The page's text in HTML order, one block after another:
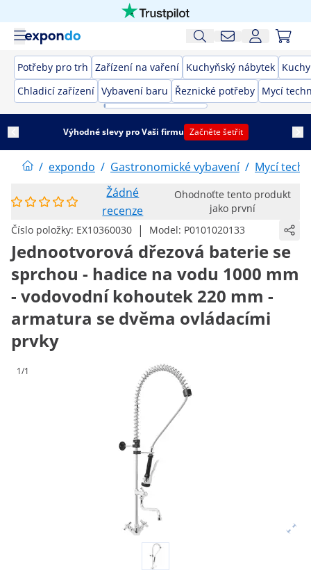
Potřeby pro trh Zařízení na vaření Kuchyňský nábytek
Chladicí zařízení Vybavení baru Řeznické potřeby Mycí
Výhodné slevy pro Vaši firmu Začněte šetřit
/ expondo / Gastronomické vybavení / Mycí
Žádné
recenze
Ohodnoťte tento produkt
jako první
Číslo položky: EX10360030 | Model: P0101020133
Jednootvorová dřezová baterie se
sprchou - hadice na vodu 1000 mm
- vodovodní kohoutek 220 mm -
armatura se dvěma ovládacími
prvky
1/1